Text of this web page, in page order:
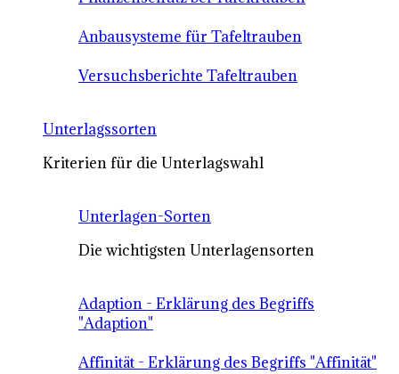
Anbausysteme für Tafeltrauben
Versuchsberichte Tafeltrauben
Unterlagssorten
Kriterien für die Unterlagswahl
Unterlagen-Sorten
Die wichtigsten Unterlagensorten
Adaption - Erklärung des Begriffs
"Adaption"
Affinität - Erklärung des Begriffs "Affinität"